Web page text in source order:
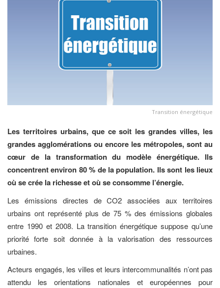
Transition énergétique
Les territoires urbains, que ce soit les grandes villes, les
grandes agglomérations ou encore les métropoles, sont au
cœur de la transformation du modèle énergétique. Ils
concentrent environ 80 % de la population. Ils sont les lieux
où se crée la richesse et où se consomme l’énergie.
Les émissions directes de CO2 associées aux territoires
urbains ont représenté plus de 75 % des émissions globales
entre 1990 et 2008. La transition énergétique suppose qu’une
priorité forte soit donnée à la valorisation des ressources
urbaines.
Acteurs engagés, les villes et leurs intercommunalités n’ont pas
attendu les orientations nationales et européennes pour